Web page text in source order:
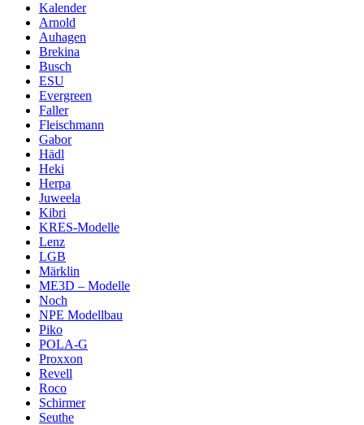
Kalender
Arnold
Auhagen
Brekina
Busch
ESU
Evergreen
Faller
Fleischmann
Gabor
Hädl
Heki
Herpa
Juweela
Kibri
KRES-Modelle
Lenz
LGB
Märklin
ME3D – Modelle
Noch
NPE Modellbau
Piko
POLA-G
Proxxon
Revell
Roco
Schirmer
Seuthe